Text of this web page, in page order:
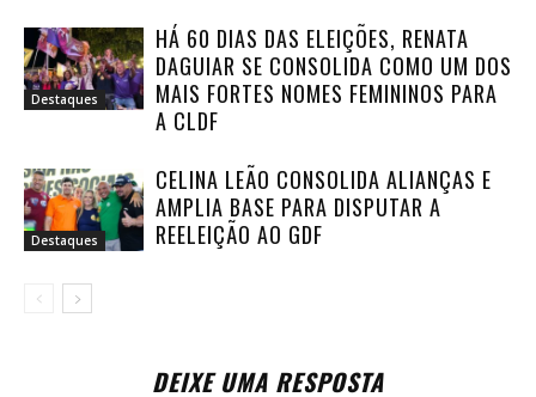
Destaques
HÁ 60 DIAS DAS ELEIÇÕES, RENATA
DAGUIAR SE CONSOLIDA COMO UM DOS
MAIS FORTES NOMES FEMININOS PARA
A CLDF
Destaques
CELINA LEÃO CONSOLIDA ALIANÇAS E
AMPLIA BASE PARA DISPUTAR A
REELEIÇÃO AO GDF
DEIXE UMA RESPOSTA